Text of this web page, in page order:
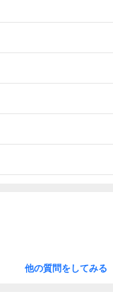
他の質問をしてみる